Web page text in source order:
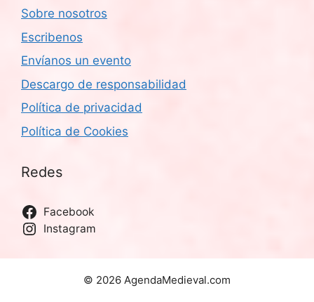
Sobre nosotros
Escribenos
Envíanos un evento
Descargo de responsabilidad
Política de privacidad
Política de Cookies
Redes
Facebook
Instagram
© 2026 AgendaMedieval.com